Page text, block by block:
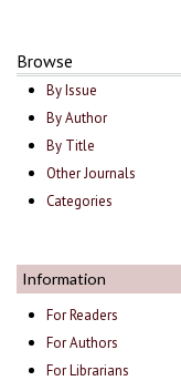
Browse
By Issue
By Author
By Title
Other Journals
Categories
Information
For Readers
For Authors
For Librarians